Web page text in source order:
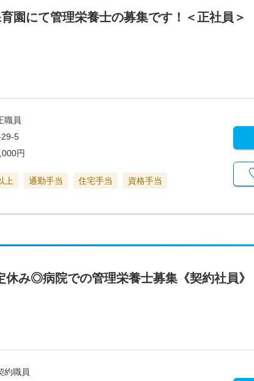
園にて管理栄養士の募集です！＜正社員＞
職員
5
円
上 通勤手当 住宅手当 資格手当
休み◎病院での管理栄養士募集《契約社員》
約職員